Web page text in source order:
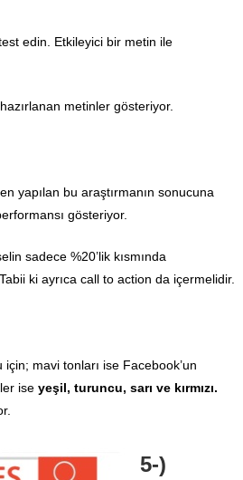
edin. Etkileyici bir metin ile
metinler gösteriyor.
yapılan bu araştırmanın sonucuna
gösteriyor.
sadece %20’lik kısmında
ki ayrıca call to action da içermelidir.
mavi tonları ise Facebook’un
ise yeşil, turuncu, sarı ve kırmızı.
5-)